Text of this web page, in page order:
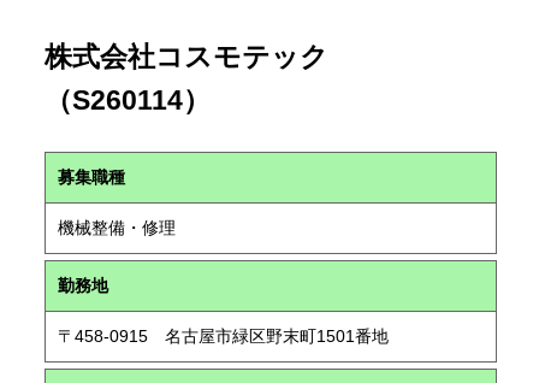
株式会社コスモテック
（S260114）
募集職種
機械整備・修理
勤務地
〒458-0915 名古屋市緑区野末町1501番地